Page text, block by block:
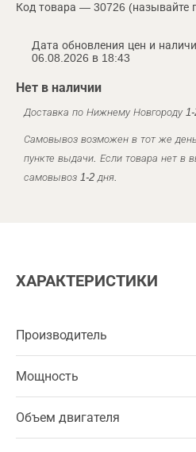
Код товара — 30726 (называйте
Дата обновления цен и
06.08.2026 в 18:43
Нет в наличии
Доставка по Нижнему Новгороду 1-
Самовывоз возможен в тот же
пункте выдачи. Если товара нет в
самовывоз 1-2 дня.
ХАРАКТЕРИСТИКИ
Производитель
Мощность
Объем двигателя